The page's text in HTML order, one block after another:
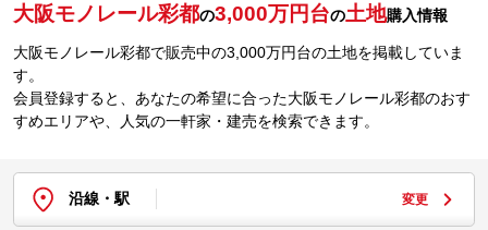
大阪モノレール彩都の3,000万円台の土地購入情報
大阪モノレール彩都で販売中の3,000万円台の土地を掲載していま
す。
会員登録すると、あなたの希望に合った大阪モノレール彩都のおす
すめエリアや、人気の一軒家・建売を検索できます。
沿線・駅 変更